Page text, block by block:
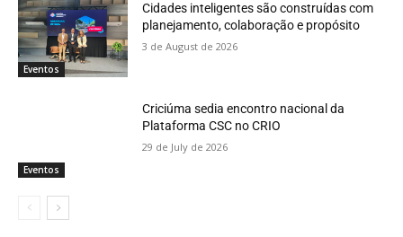
Eventos
Cidades inteligentes são construídas com
planejamento, colaboração e propósito
3 de August de 2026
Eventos
Criciúma sedia encontro nacional da
Plataforma CSC no CRIO
29 de July de 2026